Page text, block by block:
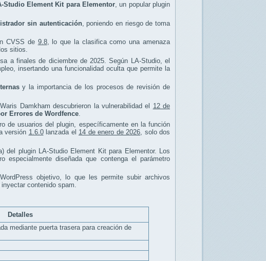
Studio Element Kit para Elementor, un popular plugin
sin autenticación, poniendo en riesgo de toma
CVSS de 9.8, lo que la clasifica como una amenaza
sitios.
a finales de diciembre de 2025. Según LA-Studio, el
insertando una funcionalidad oculta que permite la
y la importancia de los procesos de revisión de
Damkham descubrieron la vulnerabilidad el 12 de
Errores de Wordfence
de usuarios del plugin, específicamente en la función
versión 1.6.0lanzada el 14 de enero de 2026, solo dos
del plugin LA-Studio Element Kit para Elementor. Los
especialmente diseñada que contenga el parámetro
objetivo, lo que les permite subir archivos
contenido spam.
Detalles
mediante puerta trasera para creación de